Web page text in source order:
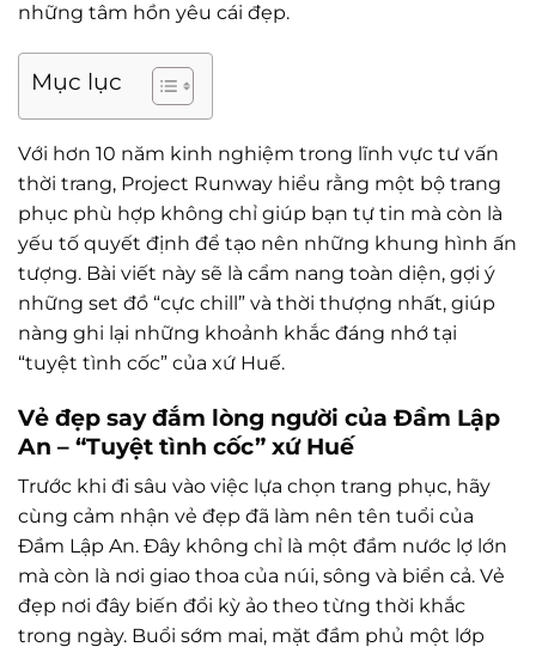
những tâm hồn yêu cái đẹp.
Mục lục
Với hơn 10 năm kinh nghiệm trong lĩnh vực tư vấn
thời trang, Project Runway hiểu rằng một bộ trang
phục phù hợp không chỉ giúp bạn tự tin mà còn là
yếu tố quyết định để tạo nên những khung hình ấn
tượng. Bài viết này sẽ là cẩm nang toàn diện, gợi ý
những set đồ “cực chill” và thời thượng nhất, giúp
nàng ghi lại những khoảnh khắc đáng nhớ tại
“tuyệt tình cốc” của xứ Huế.
Vẻ đẹp say đắm lòng người của Đầm Lập
An – “Tuyệt tình cốc” xứ Huế
Trước khi đi sâu vào việc lựa chọn trang phục, hãy
cùng cảm nhận vẻ đẹp đã làm nên tên tuổi của
Đầm Lập An. Đây không chỉ là một đầm nước lợ lớn
mà còn là nơi giao thoa của núi, sông và biển cả. Vẻ
đẹp nơi đây biến đổi kỳ ảo theo từng thời khắc
trong ngày. Buổi sớm mai, mặt đầm phủ một lớp